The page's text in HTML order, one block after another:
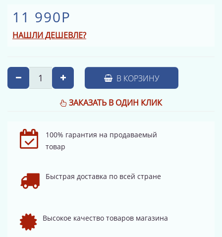
11 990Р
НАШЛИ ДЕШЕВЛЕ?
В КОРЗИНУ
ЗАКАЗАТЬ В ОДИН КЛИК
100% гарантия на продаваемый
товар
Быстрая доставка по всей стране
Высокое качество товаров магазина